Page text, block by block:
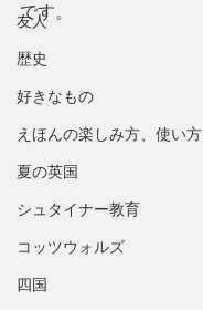
友人
歴史
好きなもの
えほんの楽しみ方、使い方
夏の英国
シュタイナー教育
コッツウォルズ
四国
です。